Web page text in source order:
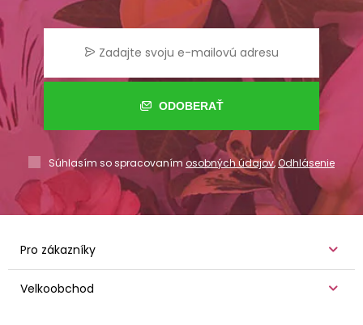
ODOBERAŤ
Súhlasím so spracovaním osobných údajov,Odhlásenie
Pro zákazníky
Velkoobchod